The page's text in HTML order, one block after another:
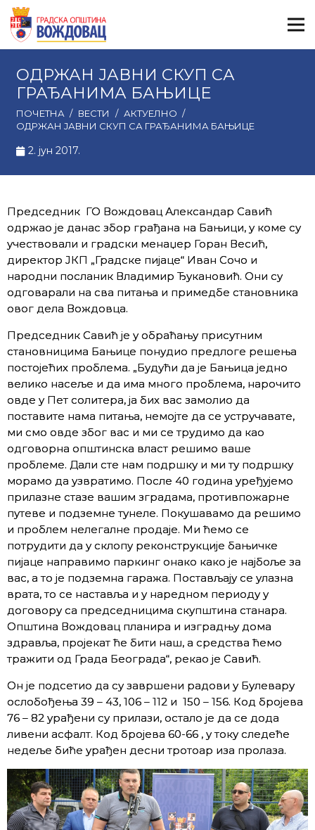
ОДРЖАН ЈАВНИ СКУП СА
ГРАЂАНИМА БАЊИЦЕ
ПОЧЕТНА / ВЕСТИ / АКТУЕЛНО /
ОДРЖАН ЈАВНИ СКУП СА ГРАЂАНИМА БАЊИЦЕ
2. јун 2017.
Председник ГО Вождовац Александар Савић
одржао је данас збор грађана на Бањици, у коме су
учествовали и градски менаџер Горан Весић,
директор ЈКП „Градске пијаце“ Иван Сочо и
народни посланик Владимир Ђукановић. Они су
одговарали на сва питања и примедбе становника
овог дела Вождовца.
Председник Савић је у обраћању присутним
становницима Бањице понудио предлоге решења
постојећих проблема. „Будући да је Бањица једно
велико насеље и да има много проблема, нарочито
овде у Пет солитера, ја бих вас замолио да
поставите нама питања, немојте да се устручавате,
ми смо овде због вас и ми се трудимо да као
одговорна општинска власт решимо ваше
проблеме. Дали сте нам подршку и ми ту подршку
морамо да узвратимо. После 40 година уређујемо
прилазне стазе вашим зградама, противпожарне
путеве и подземне тунеле. Покушавамо да решимо
и проблем нелегалне продаје. Ми ћемо се
потрудити да у склопу реконструкције бањичке
пијаце направимо паркинг онако како је најбоље за
вас, а то је подземна гаража. Постављају се улазна
врата, то се наставља и у наредном периоду у
договору са председницима скупштина станара.
Општина Вождовац планира и изградњу дома
здравља, пројекат ће бити наш, а средства ћемо
тражити од Града Београда“, рекао је Савић.
Он је подсетио да су завршени радови у Булевару
ослобођења 39 – 43, 106 – 112 и 150 – 156. Код бројева
76 – 82 урађени су прилази, остало је да се дода
ливени асфалт. Код бројева 60-66 , у току следеће
недеље биће урађен десни тротоар иза пролаза.